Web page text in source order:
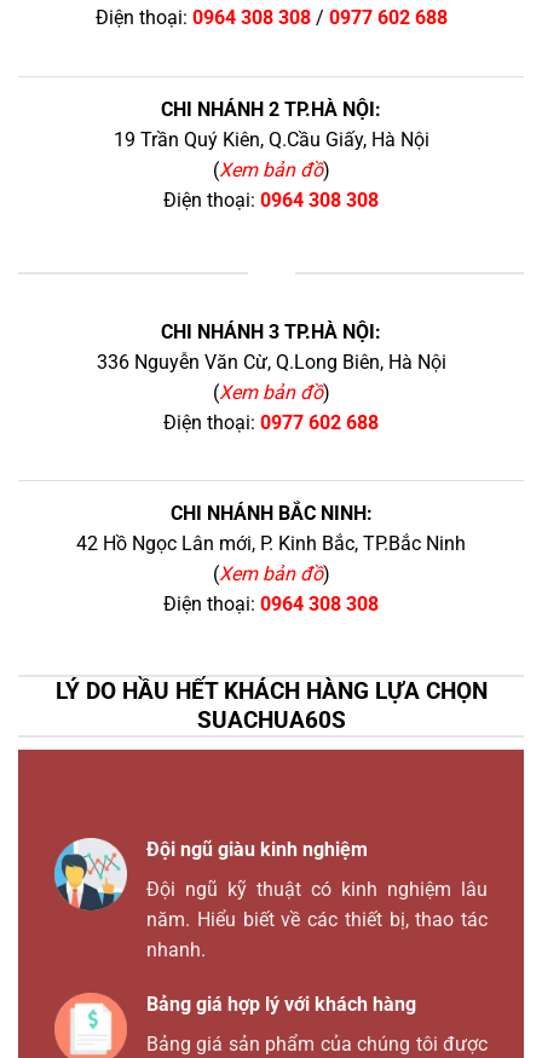
Điện thoại: 0964 308 308/ 0977 602 688
CHI NHÁNH 2 TP.HÀ NỘI:
19 Trần Quý Kiên, Q.Cầu Giấy, Hà Nội
(Xem bản đồ)
Điện thoại: 0964 308 308
CHI NHÁNH 3 TP.HÀ NỘI:
336 Nguyễn Văn Cừ, Q.Long Biên, Hà Nội
(Xem bản đồ)
Điện thoại: 0977 602 688
CHI NHÁNH BẮC NINH:
42 Hồ Ngọc Lân mới, P. Kinh Bắc, TP.Bắc Ninh
(Xem bản đồ)
Điện thoại: 0964 308 308
LÝ DO HẦU HẾT KHÁCH HÀNG LỰA CHỌN
SUACHUA60S
Đội ngũ giàu kinh nghiệm
Đội ngũ kỹ thuật có kinh nghiệm lâu
năm. Hiểu biết về các thiết bị, thao tác
nhanh.
Bảng giá hợp lý với khách hàng
Bảng giá sản phẩm của chúng tôi được